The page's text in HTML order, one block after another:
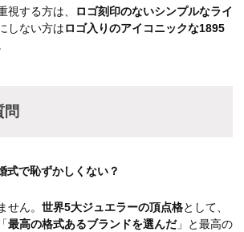
視する方は、
ロゴ刻印のないシンプルなライ
しない方はロゴ入りのアイコニックな1895
問
式で恥ずかしくない？
せん。 世界5大ジュエラーの頂点格として、
最高の格式あるブランドを選んだ」と最高の